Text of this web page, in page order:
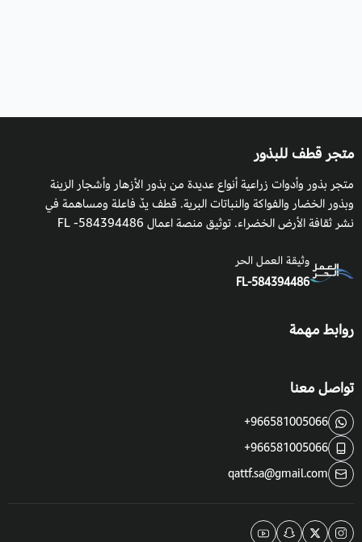
متجر قطف للبذور
متجر بذور وأدوات زراعية أنواع عديدة من بذور الأزهار وأشجار الزينة
وبذور الخضار والفواكة والنباتات البرية. قطف يدٌ فاعلة ومساهمة في
نشر ثقافة الأرض الخضراء. توثيق منصة اعمال 584394486- FL
وثيقة العمل الحر
FL-584394486
روابط مهمة
تواصل معنا
+966581005066
+966581005066
qattf.sa@gmail.com